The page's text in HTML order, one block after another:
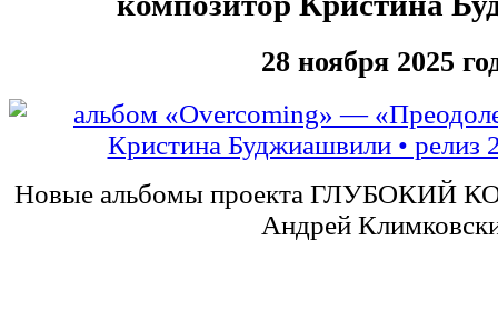
28 ноября 2025
Новые альбомы проекта ГЛУБОКИЙ
Андрей